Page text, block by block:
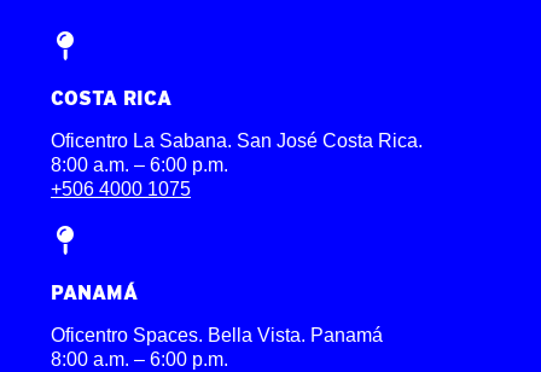
COSTA RICA
Oficentro La Sabana. San José Costa Rica.
8:00 a.m. – 6:00 p.m.
+506 4000 1075
PANAMÁ
Oficentro Spaces. Bella Vista. Panamá
8:00 a.m. – 6:00 p.m.